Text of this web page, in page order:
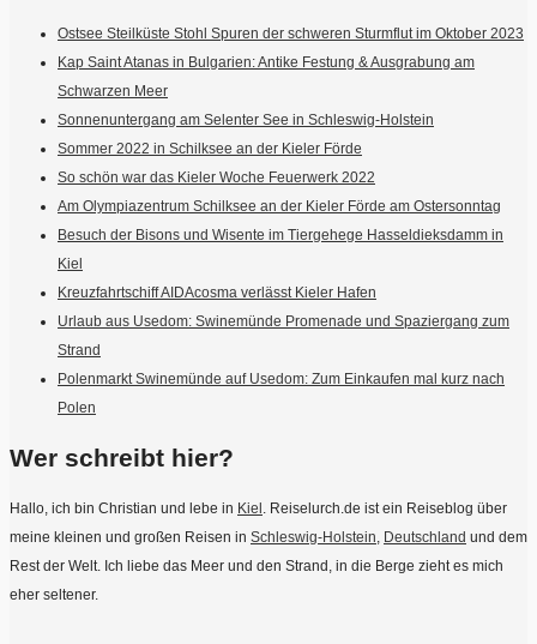
Ostsee Steilküste Stohl Spuren der schweren Sturmflut im Oktober 2023
Kap Saint Atanas in Bulgarien: Antike Festung & Ausgrabung am
Schwarzen Meer
Sonnenuntergang am Selenter See in Schleswig-Holstein
Sommer 2022 in Schilksee an der Kieler Förde
So schön war das Kieler Woche Feuerwerk 2022
Am Olympiazentrum Schilksee an der Kieler Förde am Ostersonntag
Besuch der Bisons und Wisente im Tiergehege Hasseldieksdamm in
Kiel
Kreuzfahrtschiff AIDAcosma verlässt Kieler Hafen
Urlaub aus Usedom: Swinemünde Promenade und Spaziergang zum
Strand
Polenmarkt Swinemünde auf Usedom: Zum Einkaufen mal kurz nach
Polen
Wer schreibt hier?
Hallo, ich bin Christian und lebe in Kiel. Reiselurch.de ist ein Reiseblog über
meine kleinen und großen Reisen in Schleswig-Holstein, Deutschland und dem
Rest der Welt. Ich liebe das Meer und den Strand, in die Berge zieht es mich
eher seltener.